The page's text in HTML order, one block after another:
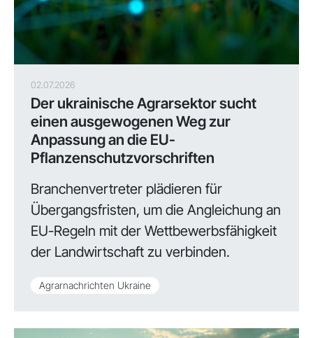
02.07.2026
Der ukrainische Agrarsektor sucht
einen ausgewogenen Weg zur
Anpassung an die EU-
Pflanzenschutzvorschriften
Branchenvertreter plädieren für
Übergangsfristen, um die Angleichung an
EU-Regeln mit der Wettbewerbsfähigkeit
der Landwirtschaft zu verbinden.
Agrarnachrichten Ukraine